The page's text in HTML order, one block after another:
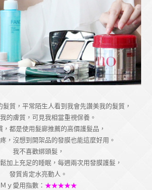
質，平常陌生人看到我會先讚美我的髮質，
的膚質，可見我相當重視保養。
，都是使用髮廊推薦的高價護髮品，
，沒想到開架品的發膜也能這麼好用。
我不喜歡綁頭髮，
加上充足的睡眠，每週兩次用發膜護髮，
發質肯定水亮動人。
Ｍｙ愛用指數： ★★★★★